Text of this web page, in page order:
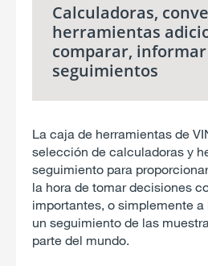
Calculadoras,
herramientas
comparar,
seguimientos
La caja de herramientas de
selección de calculadoras y
seguimiento para
la hora de tomar decisiones
importantes, o simplemente
un seguimiento de las
parte del mundo.